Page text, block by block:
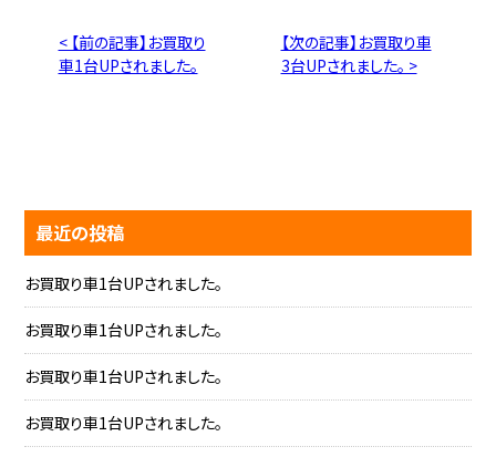
< 【前の記事】お買取り
車1台UPされました。
【次の記事】お買取り車
3台UPされました。 >
最近の投稿
お買取り車1台UPされました。
お買取り車1台UPされました。
お買取り車1台UPされました。
お買取り車1台UPされました。